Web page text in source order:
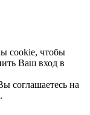
cookie, чтобы
Ваш вход в
соглашаетесь на